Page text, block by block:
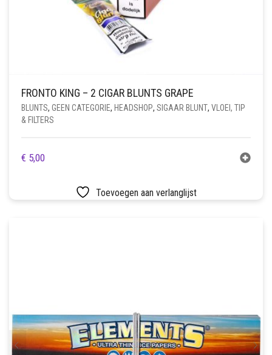
FRONTO KING – 2 CIGAR BLUNTS GRAPE
BLUNTS, GEEN CATEGORIE, HEADSHOP, SIGAAR BLUNT, VLOEI, TIP
& FILTERS
€ 5,00
Toevoegen aan verlanglijst